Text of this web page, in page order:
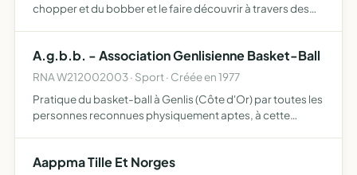
chopper et du bobber et le faire découvrir à travers des
A.g.b.b. - Association Genlisienne Basket-Ball
RNA W212002003 · Sport · Créée en 1977
Pratique du basket-ball à Genlis (Côte d'Or) par toutes les
personnes reconnues physiquement aptes, à cette
Aappma Tille Et Norges